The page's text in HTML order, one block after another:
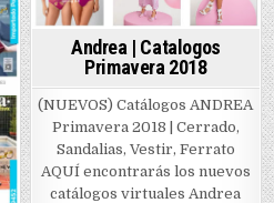
Andrea | Catalogos
Primavera 2018
(NUEVOS) Catálogos ANDREA
Primavera 2018 | Cerrado,
Sandalias, Vestir, Ferrato
AQUÍ encontrarás los nuevos
catálogos virtuales Andrea